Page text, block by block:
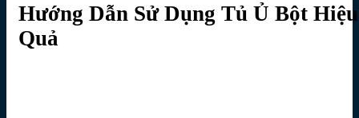
Hướng Dẫn Sử Dụng Tủ Ủ Bột Hiệu
Quả